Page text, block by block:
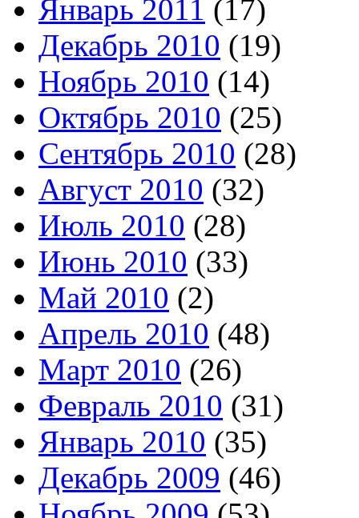
Январь 2011 (17)
Декабрь 2010 (19)
Ноябрь 2010 (14)
Октябрь 2010 (25)
Сентябрь 2010 (28)
Август 2010 (32)
Июль 2010 (28)
Июнь 2010 (33)
Май 2010 (2)
Апрель 2010 (48)
Март 2010 (26)
Февраль 2010 (31)
Январь 2010 (35)
Декабрь 2009 (46)